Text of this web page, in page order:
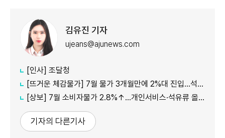
김유진 기자
ujeans@ajunews.com
[인사] 조달청
[뜨거운 체감물가] 7월 물가 3개월만에 2%대 진입…석유류·서비스 상승세 여전
[상보] 7월 소비자물가 2.8%↑…개인서비스·석유류 올라
기자의 다른기사